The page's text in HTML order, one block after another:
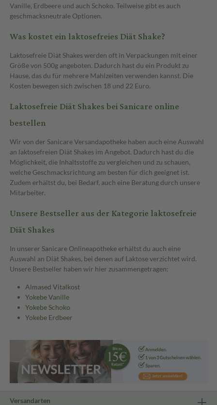
Vanille, Erdbeere und auch Schoko. Teilweise gibt es auch
geschmacksneutrale Optionen.
Was kostet ein laktosefreies Diät Shake?
Laktosefreie Diät Shakes werden oft in Verpackungen mit einer
Größe von 500g angeboten. Dadurch hast du ein Produkt zu
Hause, das du für mehrere Mahlzeiten verwenden kannst. Die
Kosten bewegen sich zwischen 18 und 22 Euro.
Laktosefreie Diät Shakes bei Sanicare online
bestellen
Wir von der Sanicare Versandapotheke haben auch eine Auswahl
an laktosefreien Diät Shakes im Angebot. Dadurch hast du die
Möglichkeit, die Inhaltsstoffe zu vergleichen und zu schauen,
welche Geschmacksrichtung am besten für dich geeignet ist.
Zudem erhältst du, bei Bedarf, auch eine Beratung durch unsere
Mitarbeiter.
Unsere Bestseller aus der Kategorie laktosefreie
Diät Shakes
In unserer Sanicare Onlineapotheke erhältst du auch eine
Auswahl an Diät Shakes, bei denen auf Laktose verzichtet wird.
Unsere Bestseller haben wir hier zusammengetragen:
Almased Vitalkost
Yokebe Vanille
Yokebe Schoko
Yokebe Erdbeer
Versandarten